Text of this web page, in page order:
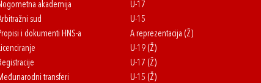
akademija
sud
i dokumenti HNS-a
transferi
U-17
U-15
A reprezentacija (Ž)
U-19 (Ž)
U-17 (Ž)
U-15 (Ž)